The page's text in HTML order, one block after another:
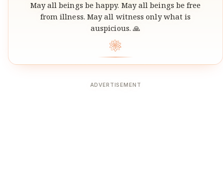
May all beings be happy. May all beings be free
from illness. May all witness only what is
auspicious. 🙏
❀
ADVERTISEMENT